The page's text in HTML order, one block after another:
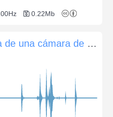
0.22Mb
Abrir la parte trasera de una cámara de cine